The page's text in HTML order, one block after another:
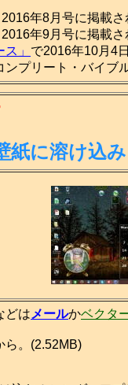
年8月号に掲載さ
年9月号に掲載さ
」 で2016年10月4
プリート・バイブ
紙に溶け込
どは メールかベクタ
ら。(2.52MB)